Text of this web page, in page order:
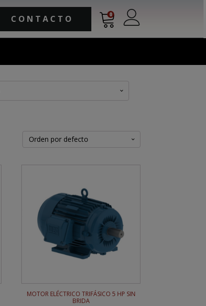
CONTACTO 0
MOTOR ELÉCTRICO TRIFÁSICO 5 HP SIN
BRIDA